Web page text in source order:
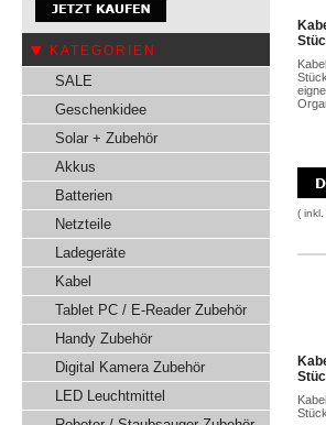
KATEGORIEN
SALE
Geschenkidee
Solar + Zubehör
Akkus
Batterien
Netzteile
Ladegeräte
Kabel
Tablet PC / E-Reader Zubehör
Handy Zubehör
Digital Kamera Zubehör
LED Leuchtmittel
( inkl.